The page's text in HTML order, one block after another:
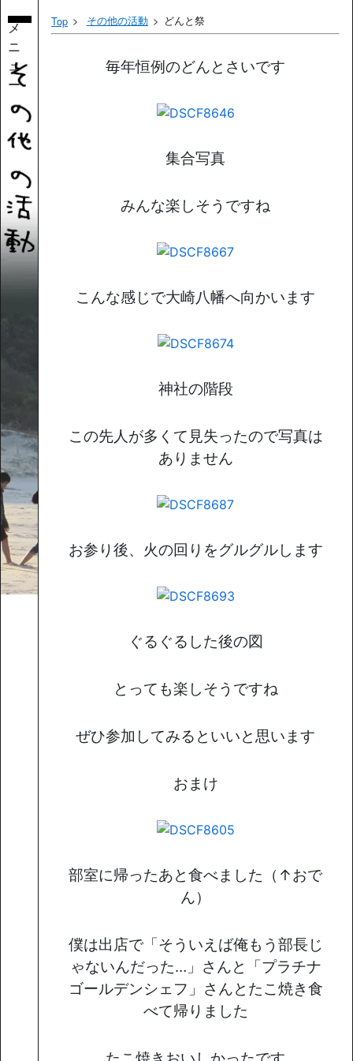
メ
ニ
ュ
ー
Top その他の活動 どんと祭
毎年恒例のどんとさいです
集合写真
みんな楽しそうですね
こんな感じで大崎八幡へ向かいます
神社の階段
この先人が多くて見失ったので写真は
ありません
お参り後、火の回りをグルグルします
ぐるぐるした後の図
とっても楽しそうですね
ぜひ参加してみるといいと思います
おまけ
部室に帰ったあと食べました（↑おで
ん）
僕は出店で「そういえば俺もう部長じ
ゃないんだった…」さんと「プラチナ
ゴールデンシェフ」さんとたこ焼き食
べて帰りました